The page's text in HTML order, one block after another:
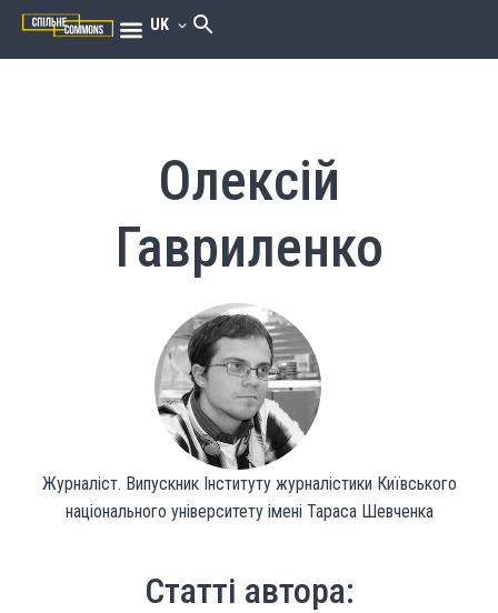
UK
Олексій
Гавриленко
Журналіст. Випускник Інституту журналістики Київського
національного університету імені Тараса Шевченка
Статті автора: